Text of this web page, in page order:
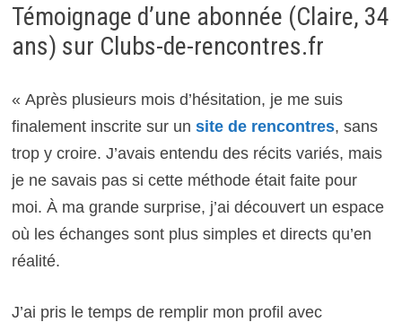
Témoignage d’une abonnée (Claire, 34
ans) sur Clubs-de-rencontres.fr
« Après plusieurs mois d’hésitation, je me suis
finalement inscrite sur un site de rencontres, sans
trop y croire. J’avais entendu des récits variés, mais
je ne savais pas si cette méthode était faite pour
moi. À ma grande surprise, j’ai découvert un espace
où les échanges sont plus simples et directs qu’en
réalité.
J’ai pris le temps de remplir mon profil avec